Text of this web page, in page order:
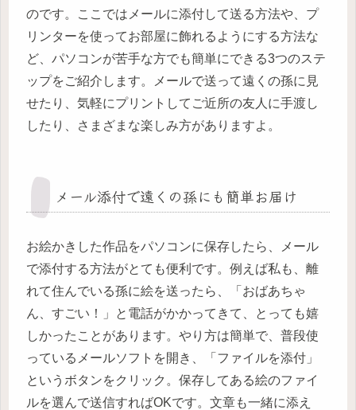
のです。ここではメールに添付して送る方法や、プ
リンターを使ってお部屋に飾れるようにする方法な
ど、パソコンが苦手な方でも簡単にできる3つのステ
ップをご紹介します。メールで送って遠くの孫に見
せたり、気軽にプリントしてご近所の友人に手渡し
したり、さまざまな楽しみ方がありますよ。
メール添付で遠くの孫にも簡単お届け
お絵かきした作品をパソコンに保存したら、メール
で添付する方法がとても便利です。例えば私も、離
れて住んでいる孫に絵を送ったら、「おばあちゃ
ん、すごい！」と電話がかかってきて、とっても嬉
しかったことがあります。やり方は簡単で、普段使
っているメールソフトを開き、「ファイルを添付」
というボタンをクリック。保存してある絵のファイ
ルを選んで送信すればOKです。文章も一緒に添え